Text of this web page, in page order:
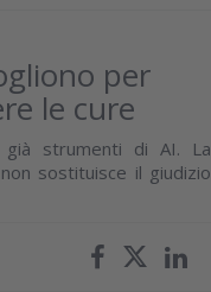
per
le cure
strumenti di AI. La
sostituisce il giudizio